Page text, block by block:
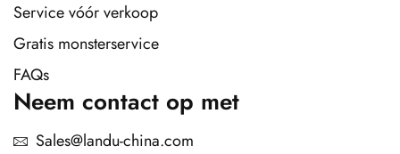
Service vóór verkoop
Gratis monsterservice
FAQs
Neem contact op met
Sales@landu-china.com